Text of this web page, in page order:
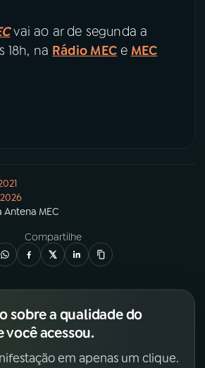
vai ao ar de segunda a
18h, na Rádio MECe MEC
Antena MEC
Compartilhe
sobre a qualidade do
acessou.
em apenas um clique.